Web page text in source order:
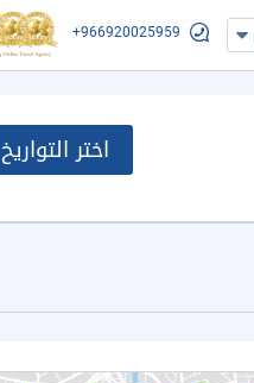
+966920025959
اختر التواريخ